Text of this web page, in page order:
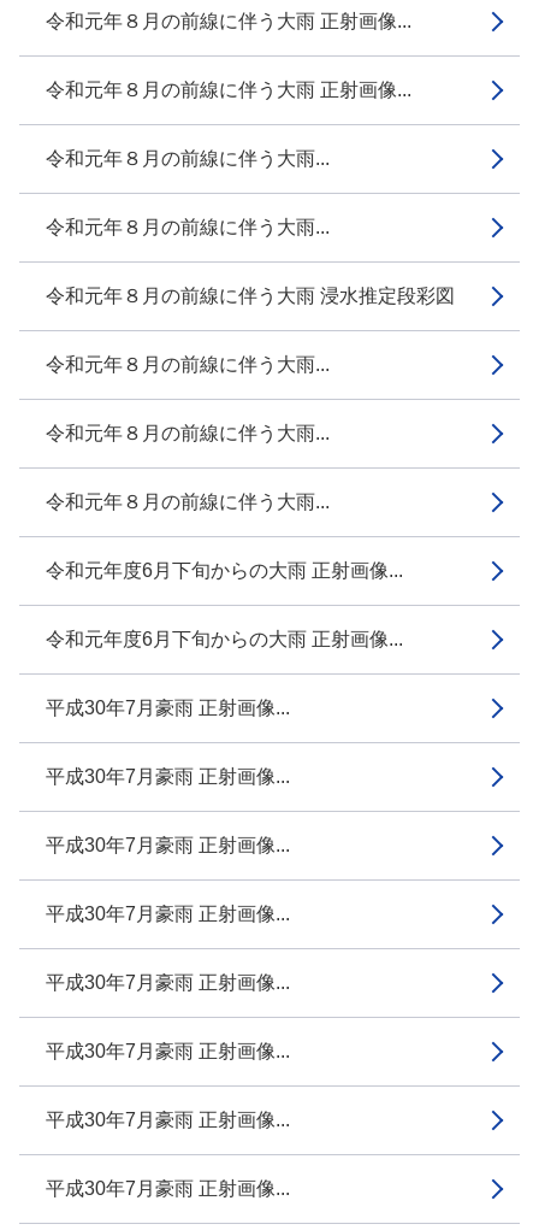
令和元年８月の前線に伴う大雨 正射画像...
令和元年８月の前線に伴う大雨 正射画像...
令和元年８月の前線に伴う大雨...
令和元年８月の前線に伴う大雨...
令和元年８月の前線に伴う大雨 浸水推定段彩図
令和元年８月の前線に伴う大雨...
令和元年８月の前線に伴う大雨...
令和元年８月の前線に伴う大雨...
令和元年度6月下旬からの大雨 正射画像...
令和元年度6月下旬からの大雨 正射画像...
平成30年7月豪雨 正射画像...
平成30年7月豪雨 正射画像...
平成30年7月豪雨 正射画像...
平成30年7月豪雨 正射画像...
平成30年7月豪雨 正射画像...
平成30年7月豪雨 正射画像...
平成30年7月豪雨 正射画像...
平成30年7月豪雨 正射画像...